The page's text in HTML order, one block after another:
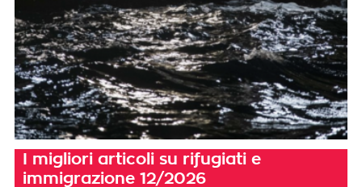
I migliori articoli su rifugiati e
immigrazione 12/2026